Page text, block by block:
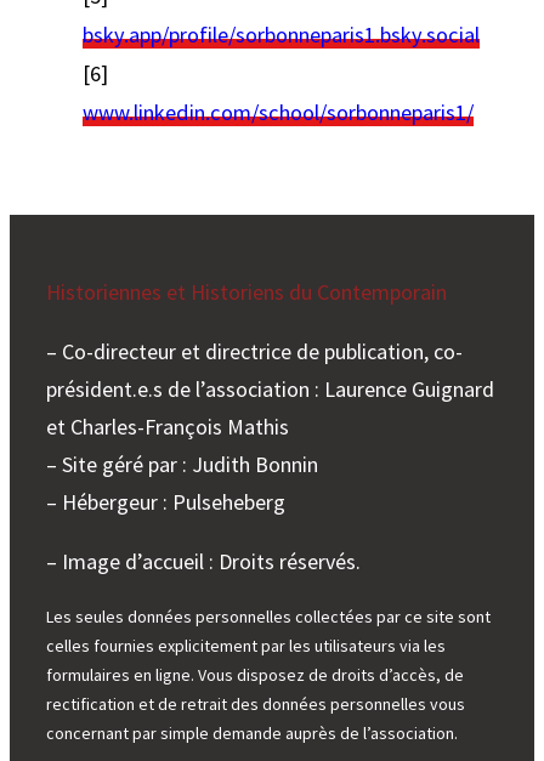
bsky.app/profile/sorbonneparis1.bsky.social
[6]
www.linkedin.com/school/sorbonneparis1/
Historiennes et Historiens du Contemporain
– Co-directeur et directrice de publication, co-
président.e.s de l’association : Laurence Guignard
et Charles-François Mathis
– Site géré par : Judith Bonnin
– Hébergeur : Pulseheberg
– Image d’accueil : Droits réservés.
Les seules données personnelles collectées par ce site sont
celles fournies explicitement par les utilisateurs via les
formulaires en ligne. Vous disposez de droits d’accès, de
rectification et de retrait des données personnelles vous
concernant par simple demande auprès de l’association.